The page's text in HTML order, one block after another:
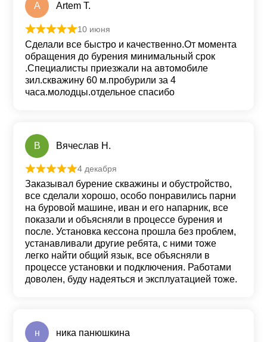
A Artem T.
Оценка5 из 5
10 июня
Сделали все быстро и качественно.От момента
обращения до бурения минимальный срок
.Специалисты приезжали на автомобиле
зил.скважину 60 м.пробурили за 4
часа.молодцы.отдельное спасибо
В Вячеслав Н.
Оценка 5 из 5
4 декабря
Заказывал бурение скважины и обустройство,
все сделали хорошо, особо понравились парни
на буровой машине, иван и его напарник, все
показали и объясняли в процессе бурения и
после. Установка кессона прошла без проблем,
устанавливали другие ребята, с ними тоже
легко найти общий язык, все объясняли в
процессе установки и подключения. Работами
доволен, буду надеяться и эксплуатацией тоже.
н ника панюшкина